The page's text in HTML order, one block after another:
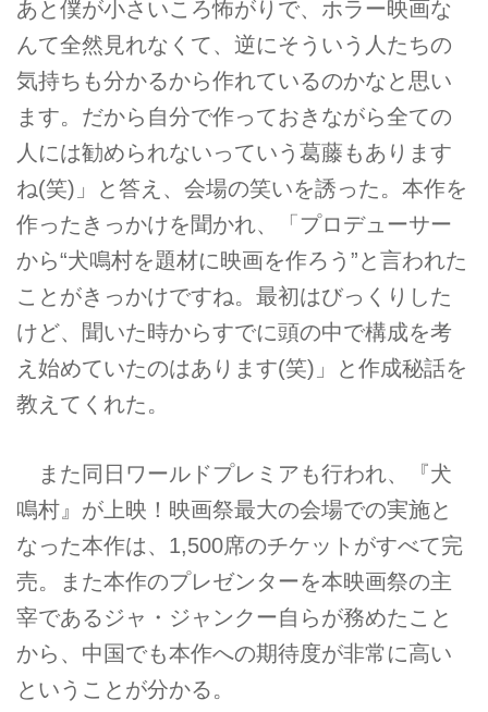
あと僕が小さいころ怖がりで、ホラー映画な
んて全然見れなくて、逆にそういう人たちの
気持ちも分かるから作れているのかなと思い
ます。だから自分で作っておきながら全ての
人には勧められないっていう葛藤もあります
ね(笑)」と答え、会場の笑いを誘った。本作を
作ったきっかけを聞かれ、「プロデューサー
から“犬鳴村を題材に映画を作ろう”と言われた
ことがきっかけですね。最初はびっくりした
けど、聞いた時からすでに頭の中で構成を考
え始めていたのはあります(笑)」と作成秘話を
教えてくれた。
また同日ワールドプレミアも行われ、『犬
鳴村』が上映！映画祭最大の会場での実施と
なった本作は、1,500席のチケットがすべて完
売。また本作のプレゼンターを本映画祭の主
宰であるジャ・ジャンクー自らが務めたこと
から、中国でも本作への期待度が非常に高い
ということが分かる。